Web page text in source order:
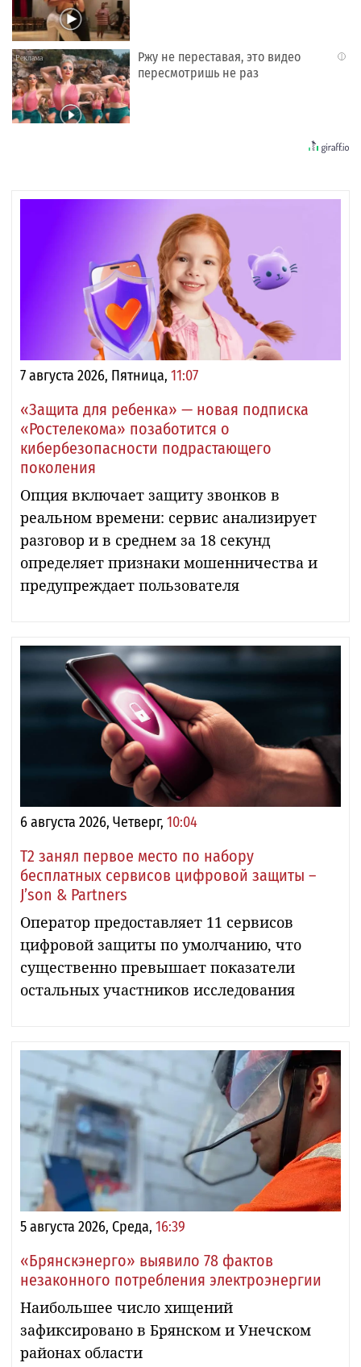
i
Ржу не переставая, это видео
пересмотришь не раз
7 августа 2026, Пятница, 11:07
«Защита для ребенка» — новая подписка
«Ростелекома» позаботится о
кибербезопасности подрастающего
поколения
Опция включает защиту звонков в
реальном времени: сервис анализирует
разговор и в среднем за 18 секунд
определяет признаки мошенничества и
предупреждает пользователя
6 августа 2026, Четверг, 10:04
Т2 занял первое место по набору
бесплатных сервисов цифровой защиты –
J’son & Partners
Оператор предоставляет 11 сервисов
цифровой защиты по умолчанию, что
существенно превышает показатели
остальных участников исследования
5 августа 2026, Среда, 16:39
«Брянскэнерго» выявило 78 фактов
незаконного потребления электроэнергии
Наибольшее число хищений
зафиксировано в Брянском и Унечском
районах области